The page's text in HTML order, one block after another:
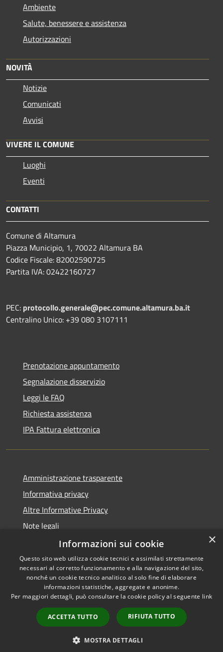
Ambiente
Salute, benessere e assistenza
Autorizzazioni
NOVITÀ
Notizie
Comunicati
Avvisi
VIVERE IL COMUNE
Luoghi
Eventi
CONTATTI
Comune di Altamura
Piazza Municipio, 1, 70022 Altamura BA
Codice Fiscale: 82002590725
Partita IVA: 02422160727
PEC: protocollo.generale@pec.comune.altamura.ba.it
Centralino Unico: +39 080 3107111
Prenotazione appuntamento
Segnalazione disservizio
Leggi le FAQ
Richiesta assistenza
IPA Fattura elettronica
Amministrazione trasparente
Informativa privacy
Altre Informative Privacy
Note legali
Dichiarazione di accessibilità
RSS
Accessibilità
Copyright © 2026 • Comune di
Municipium•
Accesso
redazione
×
Informazioni sui cookie
Questo sito web utilizza cookie tecnici e assimilati strettamente
necessari al corretto funzionamento e alla navigazione del sito,
nonché un cookie tecnico analitico al solo fine di elaborare
informazioni statistiche, aggregate e anonime.
Per maggiori dettagli, può consultare la cookie policy al seguente link
ACCETTA TUTTO RIFIUTA TUTTO
MOSTRA DETTAGLI